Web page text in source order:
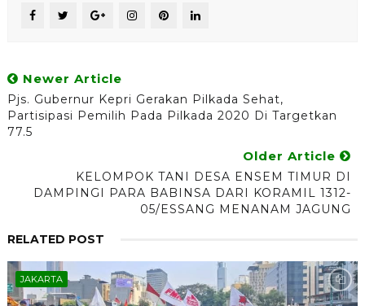
Newer Article
Pjs. Gubernur Kepri Gerakan Pilkada Sehat,
Partisipasi Pemilih Pada Pilkada 2020 Di Targetkan
77.5
Older Article
KELOMPOK TANI DESA ENSEM TIMUR DI
DAMPINGI PARA BABINSA DARI KORAMIL 1312-
05/ESSANG MENANAM JAGUNG
RELATED POST
JAKARTA